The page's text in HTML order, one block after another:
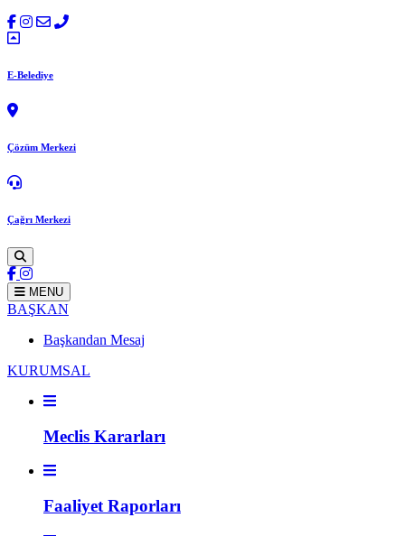
E-Belediye
Çözüm Merkezi
Çağrı Merkezi
MENU
BAŞKAN
Başkandan Mesaj
KURUMSAL
Meclis Kararları
Faaliyet Raporları